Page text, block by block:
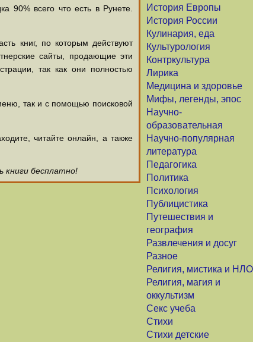
История Европы
История России
Кулинария, еда
Культурология
Контркультура
Лирика
Медицина и здоровье
Мифы, легенды, эпос
Научно-
образовательная
Научно-популярная
литература
Педагогика
Политика
Психология
Публицистика
Путешествия и
география
Развлечения и досуг
Разное
Религия, мистика и НЛО
Религия, магия и
оккультизм
Секс учеба
Стихи
Стихи детские
90% всего что есть в Рунете.
книг, по которым действуют
сайты, продающие эти
так как они полностью
так и с помощью поисковой
читайте онлайн, а также
книги бесплатно!